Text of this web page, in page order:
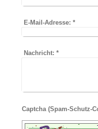
E-Mail-Adresse: *
Nachricht: *